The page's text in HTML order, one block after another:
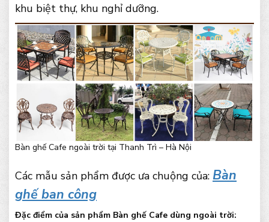
khu biệt thự, khu nghỉ dưỡng.
Bàn ghế Cafe ngoài trời tại Thanh Trì – Hà Nội
Các mẫu sản phẩm được ưa chuộng của: Bàn
ghế ban công
Đặc điểm của sản phẩm Bàn ghế Cafe dùng ngoài trời: